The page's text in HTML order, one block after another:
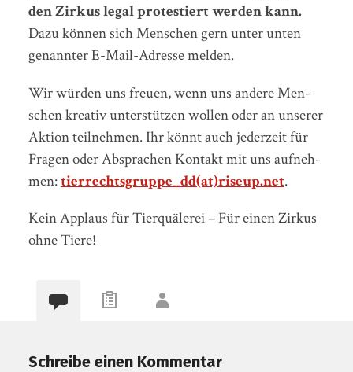
den Zir­kus legal pro­tes­tiert wer­den kann.
Dazu können sich Menschen gern unter unten
genannter E-Mail-Adresse melden.
Wir wür­den uns freu­en, wenn uns an­de­re Men­
schen krea­tiv un­ter­stüt­zen wol­len oder an un­se­rer
Ak­ti­on teil­neh­men. Ihr könnt auch je­der­zeit für
Fra­gen oder Ab­spra­chen Kon­takt mit uns auf­neh­
men:tier­rechts­grup­pe_dd(at)riseup.net.
Kein Ap­plaus für Tier­quä­le­rei – Für einen Zir­kus
ohne Tiere!
Schreibe einen Kommentar